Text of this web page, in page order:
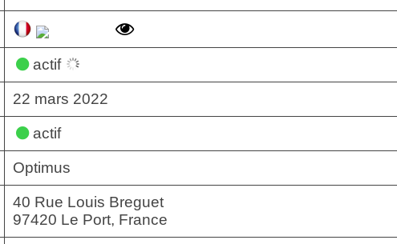
actif
22 mars 2022
actif
Optimus
40 Rue Louis Breguet
97420 Le Port, France